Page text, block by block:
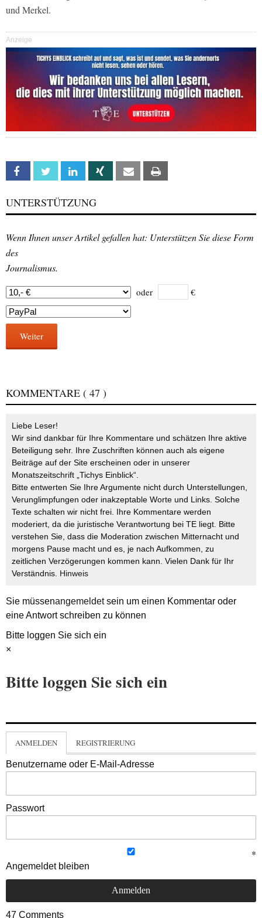
und Merkel.
Anzeige
Facebook Twitter Linkedin Xing Email
UNTERSTÜTZUNG
Wenn Ihnen unser Artikel gefallen hat: Unterstützen Sie diese Form
des
Journalismus.
oder €
Weiter
KOMMENTARE ( 47 )
Liebe Leser!
Wir sind dankbar für Ihre Kommentare und schätzen Ihre aktive
Beteiligung sehr. Ihre Zuschriften können auch als eigene
Beiträge auf der Site erscheinen oder in unserer
Monatszeitschrift „Tichys Einblick“.
Bitte entwerten Sie Ihre Argumente nicht durch Unterstellungen,
Verunglimpfungen oder inakzeptable Worte und Links. Solche
Texte schalten wir nicht frei. Ihre Kommentare werden
moderiert, da die juristische Verantwortung bei TE liegt. Bitte
verstehen Sie, dass die Moderation zwischen Mitternacht und
morgens Pause macht und es, je nach Aufkommen, zu
zeitlichen Verzögerungen kommen kann. Vielen Dank für Ihr
Verständnis. Hinweis
Sie müssenangemeldetsein um einen Kommentar oder
eine Antwort schreiben zu können
Bitte loggen Sie sich ein
×
Bitte loggen Sie sich ein
ANMELDEN REGISTRIERUNG
Benutzername oder E-Mail-Adresse
Passwort
Angemeldet bleiben
47 Comments